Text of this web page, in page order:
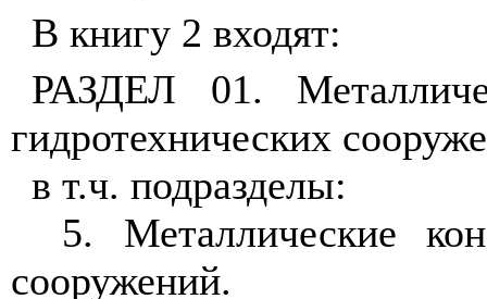
В книгу 2 входят:
РАЗДЕЛ 01.
гидротехнических
в т.ч. подразделы:
5. Металлические
сооружений.